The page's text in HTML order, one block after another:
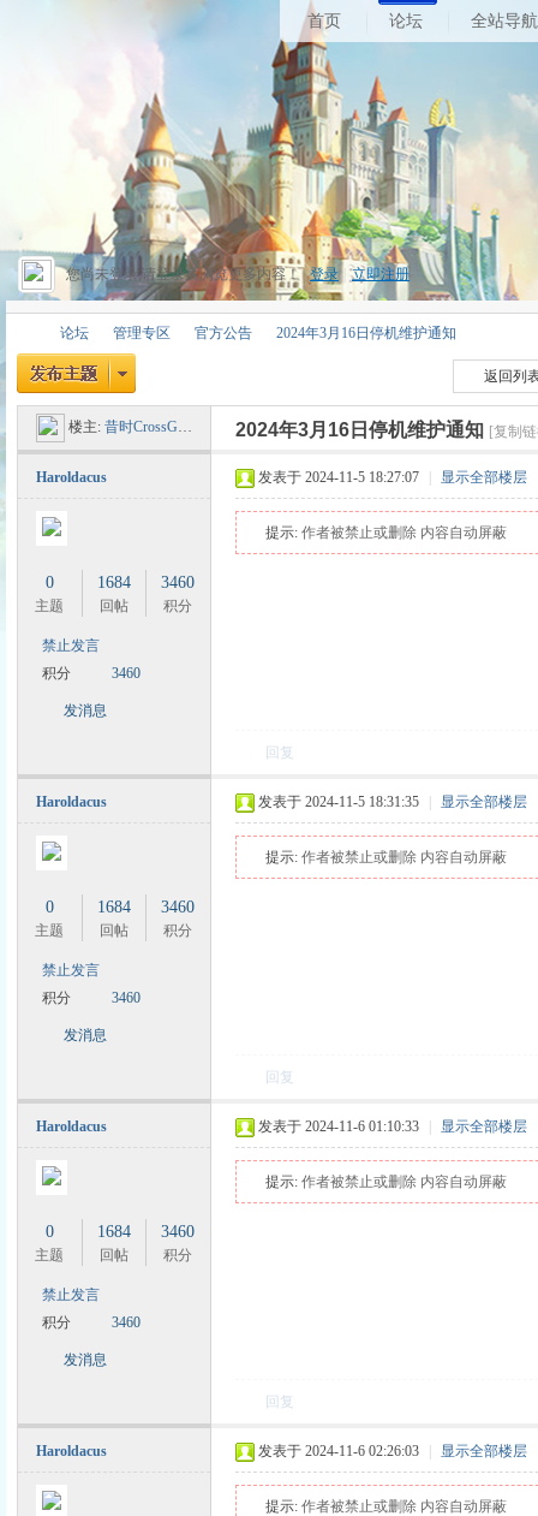
首页 论坛 全站导航
您尚未登录,请登录后浏览更多内容！ 登录 立即注册
»
论坛
›
管理专区
›
官方公告
›
2024年3月16日停机维护通知
返回列
楼主: 昔时CrossGate 2024年3月16日停机维护通知 [复制
Haroldacus
0
主题
1684
回帖
3460
积分
禁止发言
积分
3460
发消息
发表于 2024-11-5 18:27:07 显示全部楼层
提示: 作者被禁止或删除 内容自动屏蔽
回复
Haroldacus
0
主题
1684
回帖
3460
积分
禁止发言
积分
3460
发消息
发表于 2024-11-5 18:31:35 显示全部楼层
提示: 作者被禁止或删除 内容自动屏蔽
回复
Haroldacus
0
主题
1684
回帖
3460
积分
禁止发言
积分
3460
发消息
发表于 2024-11-6 01:10:33 显示全部楼层
提示: 作者被禁止或删除 内容自动屏蔽
回复
Haroldacus 发表于 2024-11-6 02:26:03 显示全部楼层
提示: 作者被禁止或删除 内容自动屏蔽